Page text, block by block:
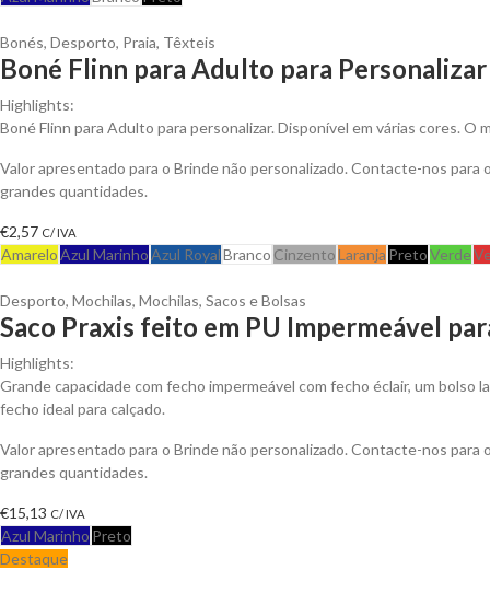
Bonés, Desporto, Praia, Têxteis
Boné Flinn para Adulto para Personalizar
Highlights:
Boné Flinn para Adulto para personalizar. Disponível em várias cores. O
Valor apresentado para o Brinde não personalizado. Contacte-nos
grandes quantidades.
€2,57 C/ IVA
AmareloAzul MarinhoAzul RoyalBranco CinzentoLaranja PretoVerde
Desporto, Mochilas, Mochilas, Sacos e Bolsas
Saco Praxis feito em PU Impermeável
Highlights:
Grande capacidade com fecho impermeável com fecho éclair, um bolso
fecho ideal para calçado.
Valor apresentado para o Brinde não personalizado. Contacte-nos
grandes quantidades.
€15,13 C/ IVA
Azul Marinho Preto
Destaque